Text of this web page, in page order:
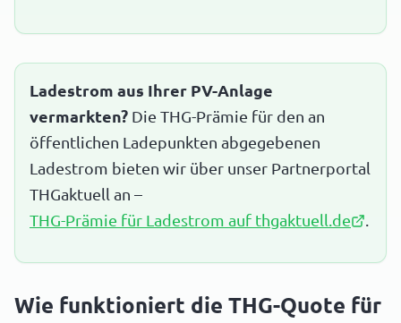
Ladestrom aus Ihrer PV-Anlage
vermarkten? Die THG-Prämie für den an
öffentlichen Ladepunkten abgegebenen
Ladestrom bieten wir über unser Partnerportal
THGaktuell an –
THG-Prämie für Ladestrom auf thgaktuell.de
.
Wie funktioniert die THG-Quote für